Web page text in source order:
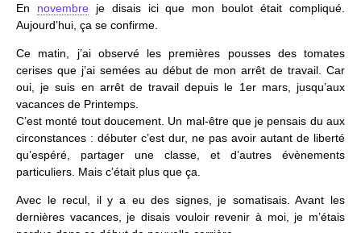
En novembreje disais ici que mon boulot était compliqué.
Aujourd’hui, ça se confirme.
Ce matin, j’ai observé les premières pousses des tomates
cerises que j’ai semées au début de mon arrêt de travail. Car
oui, je suis en arrêt de travail depuis le 1er mars, jusqu’aux
vacances de Printemps.
C’est monté tout doucement. Un mal-être que je pensais du aux
circonstances : débuter c’est dur, ne pas avoir autant de liberté
qu’espéré, partager une classe, et d’autres évènements
particuliers. Mais c’était plus que ça.
Avec le recul, il y a eu des signes, je somatisais. Avant les
dernières vacances, je disais vouloir revenir à moi, je m’étais